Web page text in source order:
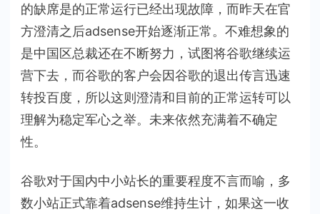
的缺席是的正常运行已经出现故障，而昨天在官
方澄清之后adsense开始逐渐正常。不难想象的
是中国区总裁还在不断努力，试图将谷歌继续运
营下去，而谷歌的客户会因谷歌的退出传言迅速
转投百度，所以这则澄清和目前的正常运转可以
理解为稳定军心之举。未来依然充满着不确定
性。
谷歌对于国内中小站长的重要程度不言而喻，多
数小站正式靠着adsense维持生计，如果这一收